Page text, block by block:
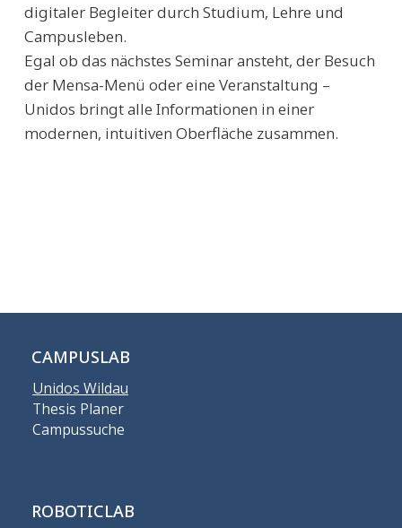
digitaler Begleiter durch Studium, Lehre und
Campusleben.
Egal ob das nächstes Seminar ansteht, der Besuch
der Mensa-Menü oder eine Veranstaltung –
Unidos bringt alle Informationen in einer
modernen, intuitiven Oberfläche zusammen.
CAMPUSLAB
Unidos Wildau
Thesis Planer
Campussuche
ROBOTICLAB